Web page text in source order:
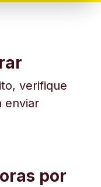
verifique
enviar
por